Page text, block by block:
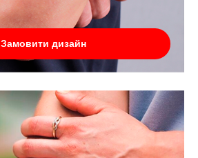
Замовити дизайн